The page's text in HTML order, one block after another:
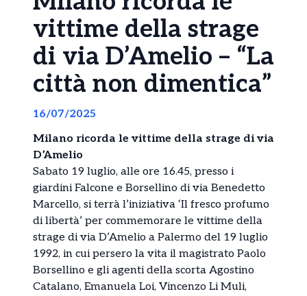
vittime della strage
di via D’Amelio – “La
città non dimentica”
16/07/2025
Milano ricorda le vittime della strage di via
D’Amelio
Sabato 19 luglio, alle ore 16.45, presso i
giardini Falcone e Borsellino di via Benedetto
Marcello, si terrà l’iniziativa ‘Il fresco profumo
di libertà’ per commemorare le vittime della
strage di via D’Amelio a Palermo del 19 luglio
1992, in cui persero la vita il magistrato Paolo
Borsellino e gli agenti della scorta Agostino
Catalano, Emanuela Loi, Vincenzo Li Muli,